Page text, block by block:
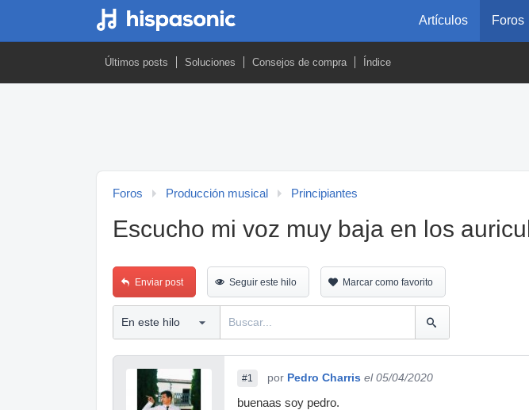
Artículos Foros
Últimos posts Soluciones Consejos de compra Índice
Foros Producción musical Principiantes
Escucho mi voz muy baja en los
Enviar post Seguir este hilo Marcar como favorito
#1 por Pedro Charris el 05/04/2020
buenaas soy pedro.